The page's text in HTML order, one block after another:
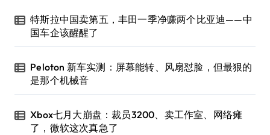
特斯拉中国卖第五，丰田一季净赚两个比亚迪——中
国车企该醒醒了
Peloton 新车实测：屏幕能转、风扇怼脸，但最狠的
是那个机械音
Xbox七月大崩盘：裁员3200、卖工作室、网络瘫
了，微软这次真急了